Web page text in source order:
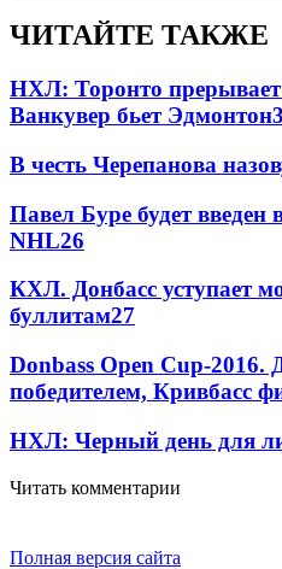
ЧИТАЙТЕ ТАКЖЕ
НХЛ: Торонто
Ванкувер бьет Эдмонтон3
В честь Черепанова
Павел Буре будет введен
NHL26
КХЛ. Донбасс уступает
буллитам27
Donbass Open Cup-2016.
победителем, Кривбасс
НХЛ: Черный день для
Читать комментарии
Полная версия сайта